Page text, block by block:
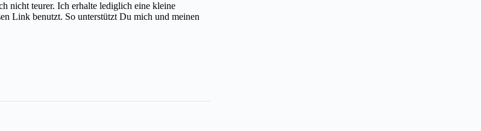
nicht teurer. Ich erhalte lediglich eine kleine
Link benutzt. So unterstützt Du mich und meinen